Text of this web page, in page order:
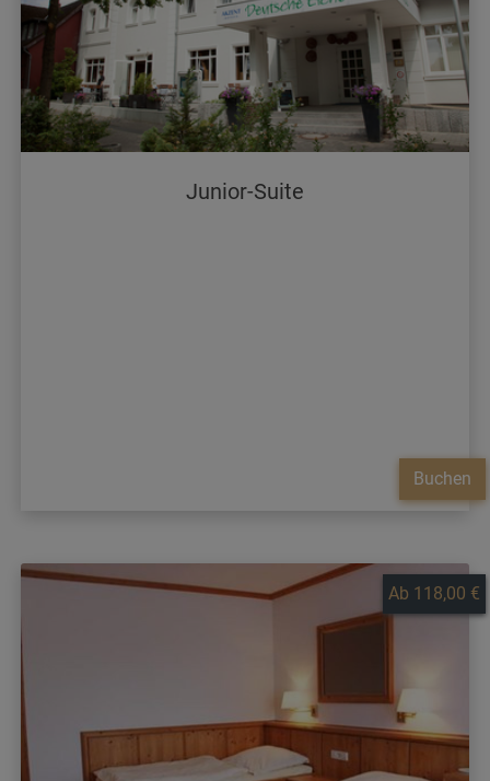
Junior-Suite
Buchen
Ab 118,00 €